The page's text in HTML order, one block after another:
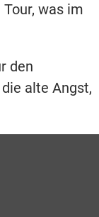
was im
den
alte Angst,